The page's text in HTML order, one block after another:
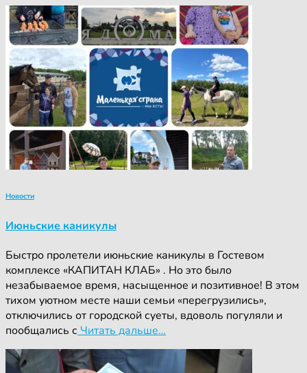
Новости
Июньские каникулы
Быстро пролетели июньские каникулы в Гостевом
комплексе «КАПИТАН КЛАБ» . Но это было
незабываемое время, насыщенное и позитивное! В этом
тихом уютном месте наши семьи «перегрузились»,
отключились от городской суеты, вдоволь погуляли и
пообщались с Читать дальше…